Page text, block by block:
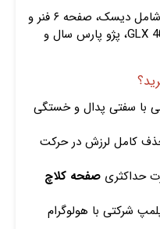
(شامل دیسک، صفحه ۶ فنر و
بلبرینگ) مناسب برای انواع پژو 405 GLX، پژو پارس سال و
با سفتی پدال و خستگی
کامل لرزش در حرکت
حداکثری صفحه کلاچ
شرکتی با هولوگرام